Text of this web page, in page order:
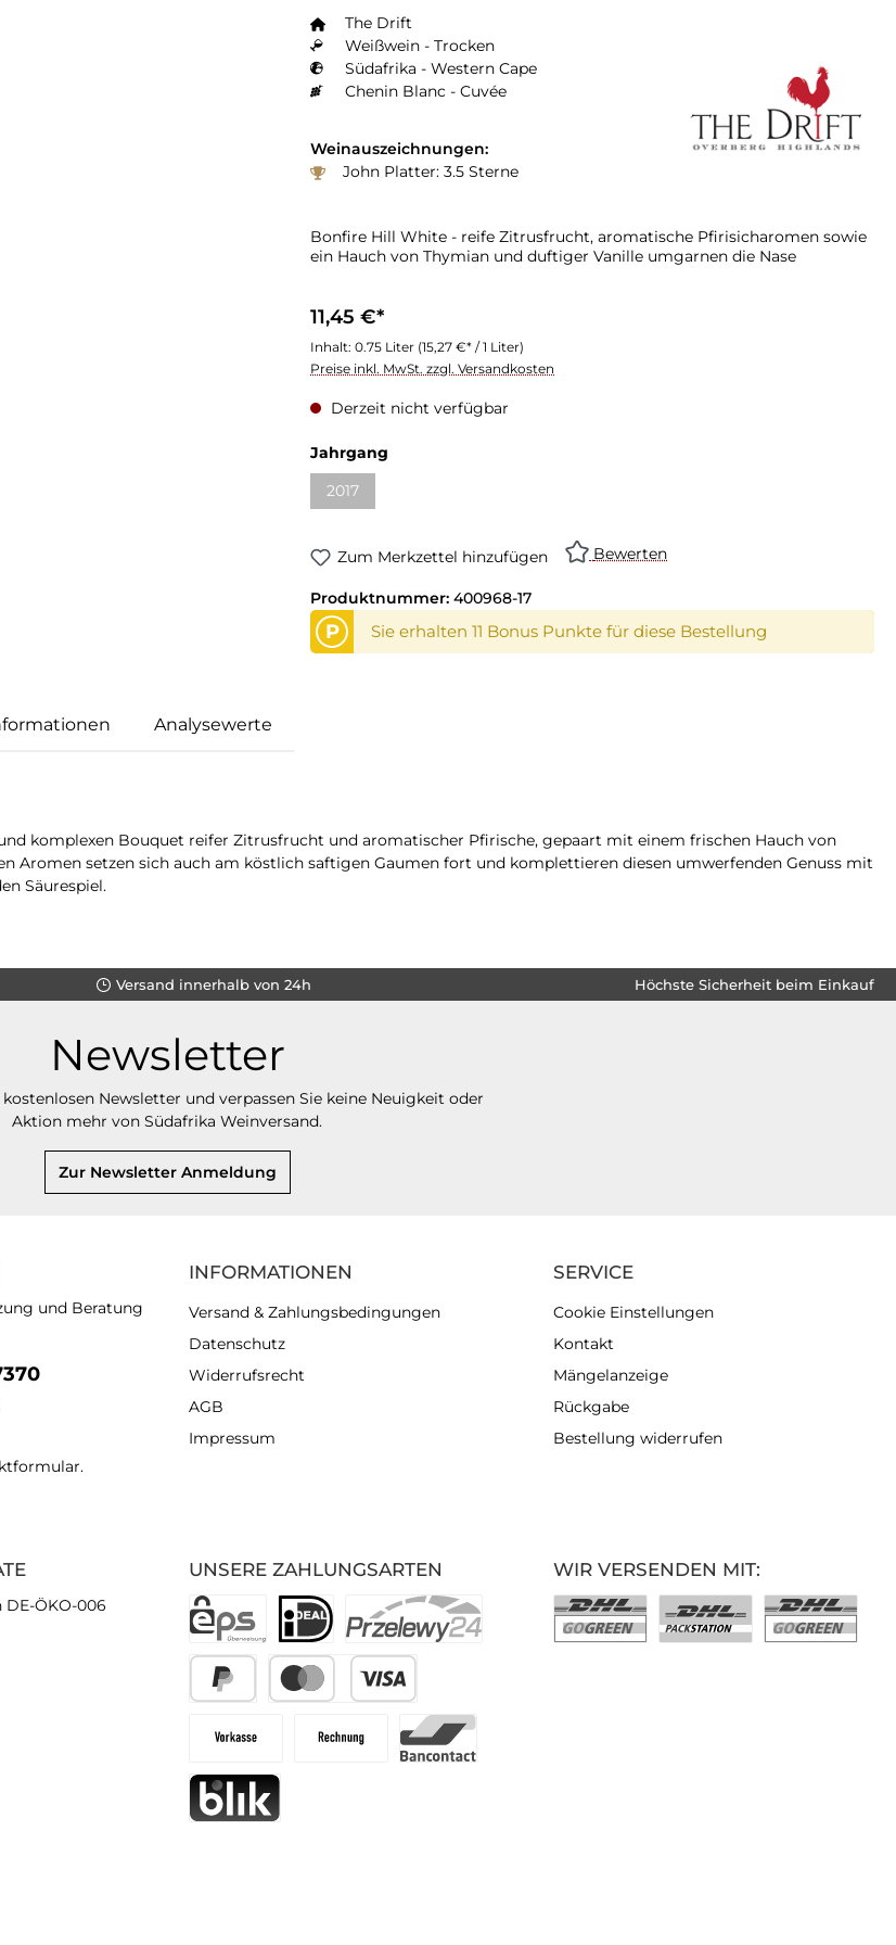
The Drift
Weißwein - Trocken
Südafrika - Western Cape
Chenin Blanc - Cuvée
Weinauszeichnungen:
John Platter: 3.5 Sterne
Bonfire Hill White - reife Zitrusfrucht, aromatische Pfirisicharomen sowie
ein Hauch von Thymian und duftiger Vanille umgarnen die Nase
11,45 €*
Inhalt: 0.75 Liter (15,27 €* / 1 Liter)
Preise inkl. MwSt. zzgl. Versandkosten
Derzeit nicht verfügbar
Jahrgang
2017(Diese Option ist zurzeit nicht verfügbar.)
Zum Merkzettel hinzufügen Bewerten
Produktnummer: 400968-17
P Sie erhalten 11 Bonus Punkte für diese Bestellung
Analysewerte
komplexen Bouquet reifer Zitrusfrucht und aromatischer Pfirische, gepaart mit einem frischen Hauch von
Aromen setzen sich auch am köstlich saftigen Gaumen fort und komplettieren diesen umwerfenden Genuss mit
Säurespiel.
Versand innerhalb von 24h Höchste Sicherheit beim Einkauf
Newsletter
Newsletter und verpassen Sie keine Neuigkeit oder
Aktion mehr von Südafrika Weinversand.
Zur Newsletter Anmeldung
und Beratung
.
UNSERE ZAHLUNGSARTEN
ÖKO-006
INFORMATIONEN
Versand & Zahlungsbedingungen
Datenschutz
Widerrufsrecht
AGB
Impressum
SERVICE
Cookie Einstellungen
Kontakt
Mängelanzeige
Rückgabe
Bestellung widerrufen
WIR VERSENDEN MIT: